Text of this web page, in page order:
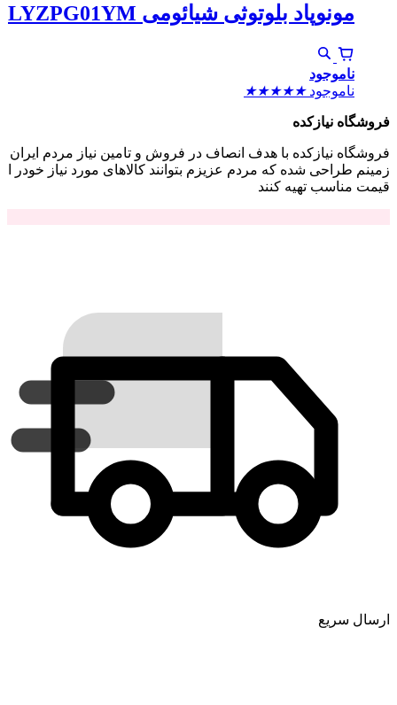
مونوپاد بلوتوثی شیائومی LYZPG01YM
ناموجود
ناموجود ★
★
★
★
★
فروشگاه نیازکده
فروشگاه نیازکده با هدف انصاف در فروش و تامین نیاز مردم ایران
زمینم طراحی شده که مردم عزیزم بتوانند کالاهای مورد نیاز خودر ا
قیمت مناسب تهیه کنند
ارسال سریع